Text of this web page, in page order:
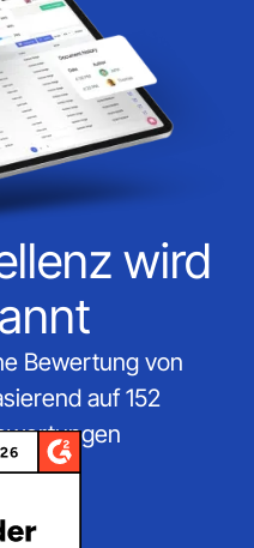
wird
Bewertung von
auf 152